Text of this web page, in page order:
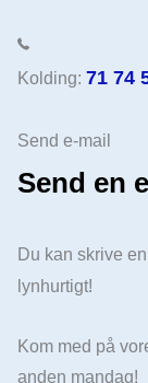
Kolding: 71 74
Send e-mail
Send en
Du kan skrive
lynhurtigt!
Kom med på
anden mandag!